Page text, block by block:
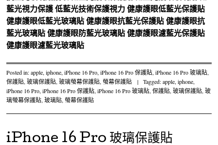
藍光視力保護低藍光技術保護視力健康護眼低藍光保護貼
健康護眼低藍光玻璃貼健康護眼抗藍光保護貼健康護眼抗
藍光玻璃貼健康護眼防藍光玻璃貼健康護眼濾藍光保護貼
健康護眼濾藍光玻璃貼
Posted in:apple,iphone,iPhone 16 Pro,iPhone 16 Pro 保護貼,iPhone 16 Pro 玻璃貼,
保護貼,玻璃保護貼,玻璃螢幕保護貼,螢幕保護貼 | Tagged:apple,iphone,
iPhone 16 Pro,iPhone 16 Pro 保護貼,iPhone 16 Pro 玻璃貼,保護貼,玻璃保護貼,玻
璃螢幕保護貼,玻璃貼,螢幕保護貼
iPhone 16 Pro 玻璃保護貼